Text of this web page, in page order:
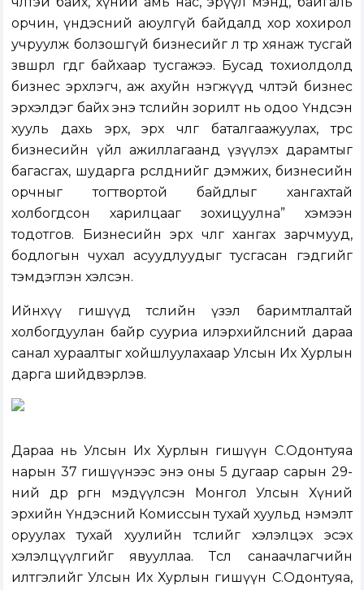
орчин, үндэсний аюулгүй байдалд хор хохирол
учруулж болзошгүй бизнесийг л төр хянаж тусгай
зөвшөөрөл өгдөг байхаар тусгажээ. Бусад тохиолдолд
бизнес эрхлэгч, аж ахуйн нэгжүүд чөлөөтэй бизнес
эрхэлдэг байх энэ төслийн зорилт нь одоо Үндсэн
хууль дахь эрх, эрх чөлөөг баталгаажуулах, төрөөс
бизнесийн үйл ажиллагаанд үзүүлэх дарамтыг
багасгах, шударга өрсөлдөөнийг дэмжих, бизнесийн
орчныг тогтвортой байдлыг хангахтай
холбогдсон харилцааг зохицуулна” хэмээн
тодотгов. Бизнесийн эрх чөлөөг хангах зарчмууд,
бодлогын чухал асуудлуудыг тусгасан гэдгийг
тэмдэглэн хэлсэн.
Ийнхүү гишүүд төслийн үзэл баримтлалтай
холбогдуулан байр сууриа илэрхийлсний дараа
санал хураалтыг хойшлуулахаар Улсын Их Хурлын
дарга шийдвэрлэв.
Дараа нь Улсын Их Хурлын гишүүн С.Одонтуяа
нарын 37 гишүүнээс энэ оны 5 дугаар сарын 29-
ний өдөр өргөн мэдүүлсэн
Монгол Улсын Хүний
эрхийн Үндэсний Комиссын тухай хуульд нэмэлт
оруулах тухай хуулийн төслийг хэлэлцэх эсэх
хэлэлцүүлгийг явууллаа. Төсөл санаачлагчийн
илтгэлийг Улсын Их Хурлын гишүүн С.Одонтуяа,